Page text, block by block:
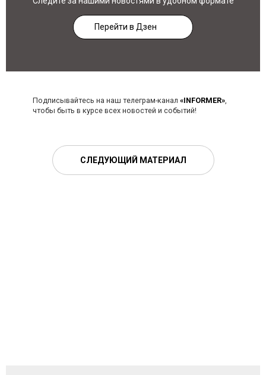
Перейти в Дзен
Подписывайтесь на наш телеграм-канал «INFORMER»,
чтобы быть в курсе всех новостей и событий!
СЛЕДУЮЩИЙ МАТЕРИАЛ